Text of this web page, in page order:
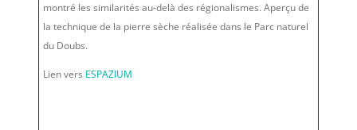
montré les similarités au-delà des régionalismes. Aperçu de
la technique de la pierre sèche réalisée dans le Parc naturel
du Doubs.
Lien vers ESPAZIUM